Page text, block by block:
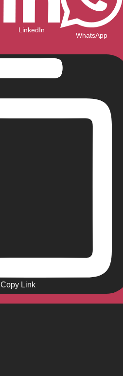
LinkedIn
WhatsApp
Copy Link